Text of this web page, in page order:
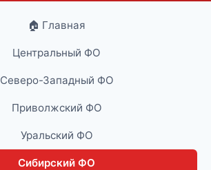
🏠 Главная
Центральный ФО
Северо-Западный ФО
Приволжский ФО
Уральский ФО
Сибирский ФО